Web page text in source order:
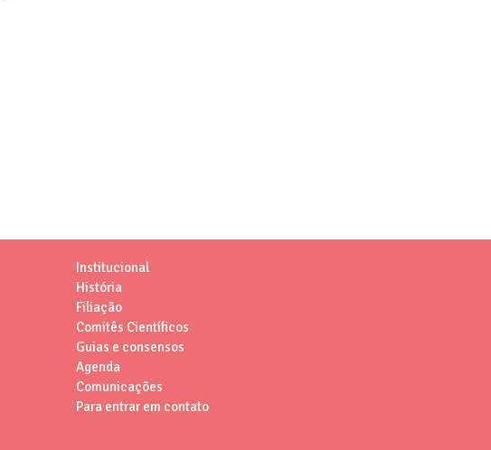
Institucional
História
Filiação
Comitês Científicos
Guias e consensos
Agenda
Comunicações
Para entrar em contato